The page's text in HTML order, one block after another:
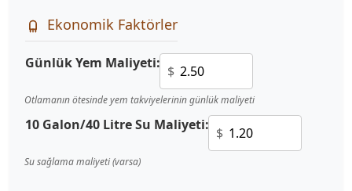
Ekonomik Faktörler
Günlük Yem Maliyeti: $
Otlamanın ötesinde yem takviyelerinin günlük maliyeti
10 Galon/40 Litre Su Maliyeti: $
Su sağlama maliyeti (varsa)